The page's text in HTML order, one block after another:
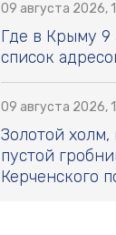
09 августа 2026,
Где в Крыму 9
список
09 августа 2026,
Золотой холм,
пустой
Керченского